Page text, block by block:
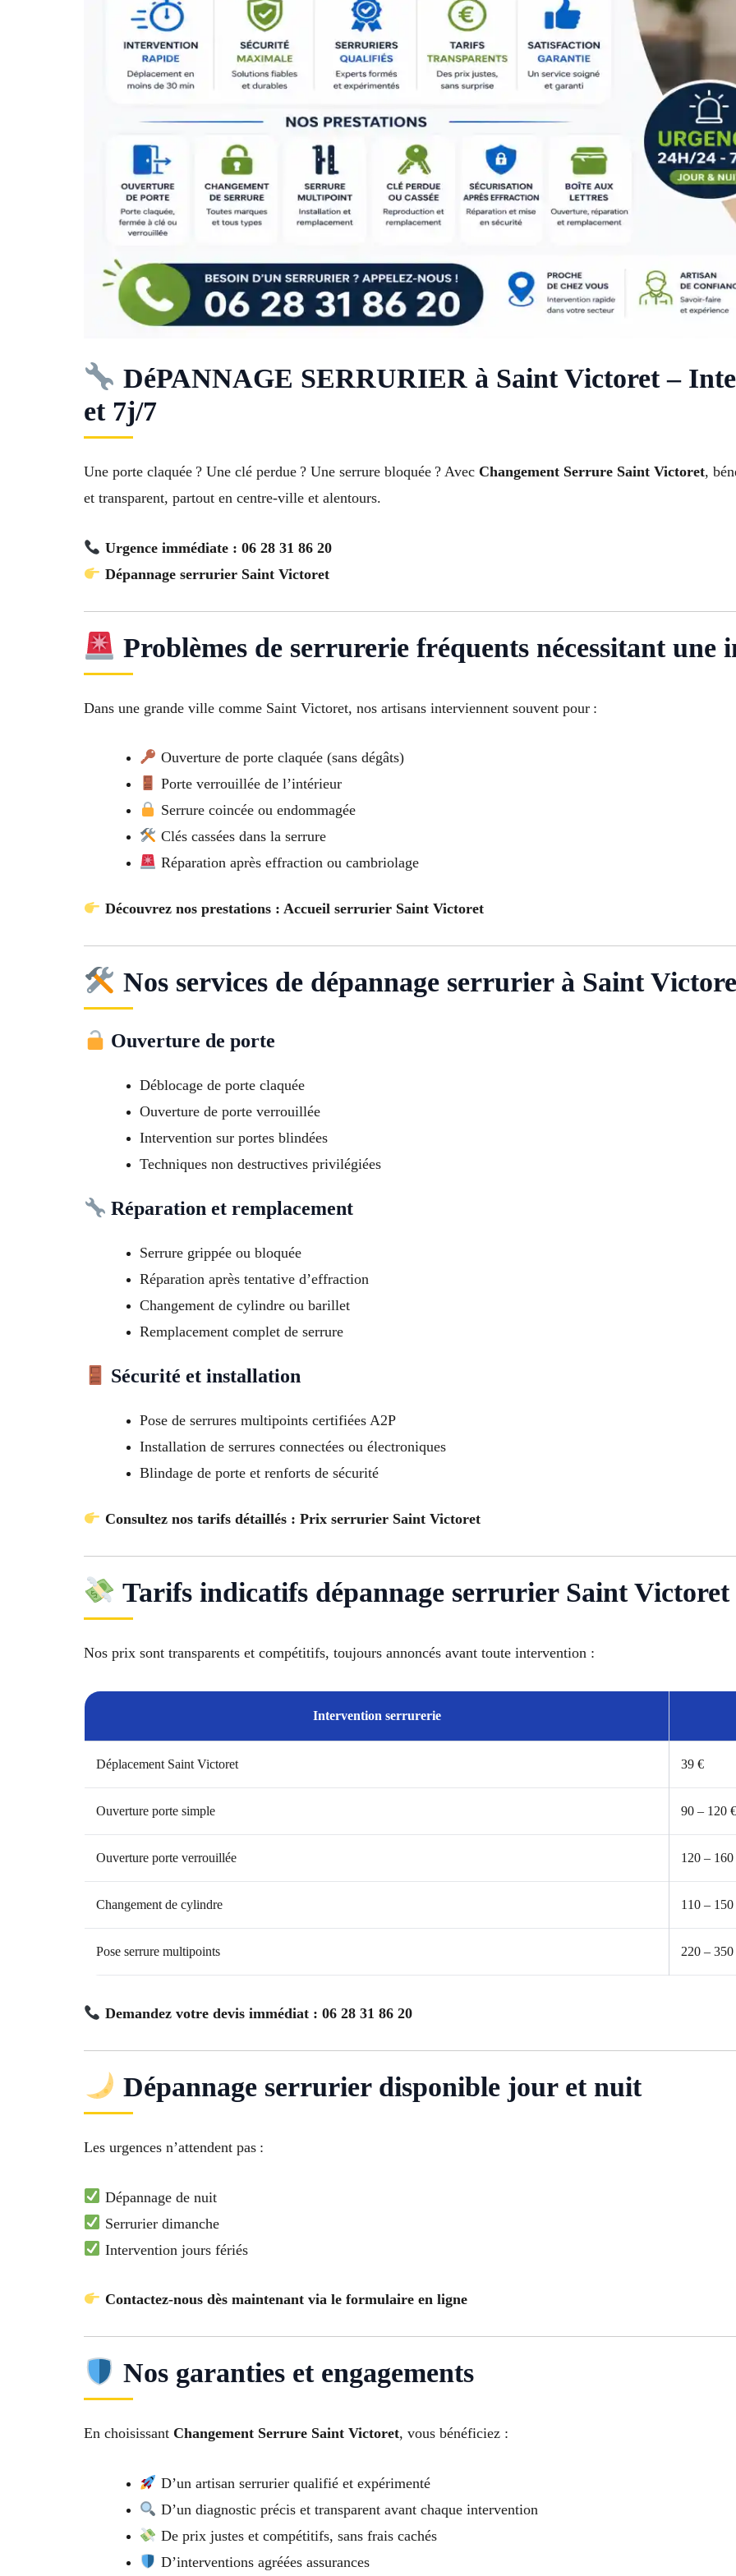
DéPANNAGE SERRURIER à Saint Victoret –
et 7j/7
Une porte claquée ? Une clé perdue ? Une serrure bloquée ? Avec Changement Serrure Saint Victoret,
et transparent, partout en centre-ville et alentours.
Urgence immédiate : 06 28 31 86 20
Dépannage serrurier Saint Victoret
Problèmes de serrurerie fréquents nécessitant une
Dans une grande ville comme Saint Victoret, nos artisans interviennent souvent pour :
Ouverture de porte claquée (sans dégâts)
Porte verrouillée de l’intérieur
Serrure coincée ou endommagée
Clés cassées dans la serrure
Réparation après effraction ou cambriolage
Découvrez nos prestations : Accueil serrurier Saint Victoret
Nos services de dépannage serrurier à Saint
Ouverture de porte
Déblocage de porte claquée
Ouverture de porte verrouillée
Intervention sur portes blindées
Techniques non destructives privilégiées
Réparation et remplacement
Serrure grippée ou bloquée
Réparation après tentative d’effraction
Changement de cylindre ou barillet
Remplacement complet de serrure
Sécurité et installation
Pose de serrures multipoints certifiées A2P
Installation de serrures connectées ou électroniques
Blindage de porte et renforts de sécurité
Consultez nos tarifs détaillés : Prix serrurier Saint Victoret
Tarifs indicatifs dépannage serrurier Saint Victoret
Nos prix sont transparents et compétitifs, toujours annoncés avant toute intervention :
Intervention serrurerie
Déplacement Saint Victoret 39 €
Ouverture porte simple 90 – 120 €
Ouverture porte verrouillée 120 – 160
Changement de cylindre 110 – 150
Pose serrure multipoints 220 – 350
Demandez votre devis immédiat : 06 28 31 86 20
Dépannage serrurier disponible jour et nuit
Les urgences n’attendent pas :
Dépannage de nuit
Serrurier dimanche
Intervention jours fériés
Contactez-nous dès maintenant via le formulaire en ligne
Nos garanties et engagements
En choisissant Changement Serrure Saint Victoret, vous bénéficiez :
D’un artisan serrurier qualifié et expérimenté
D’un diagnostic précis et transparent avant chaque intervention
De prix justes et compétitifs, sans frais cachés
D’interventions agréées assurances